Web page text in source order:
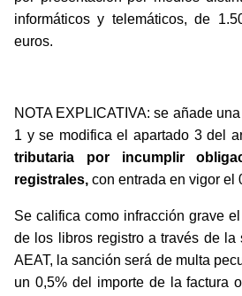
informáticos y telemáticos, de
euros.
NOTA EXPLICATIVA: se añade
1 y se modifica el apartado 3 del
tributaria por incumplir
registrales, con entrada en vigor el
Se califica como infracción grave
de los libros registro a través de la
AEAT, la sanción será de multa
un 0,5% del importe de la factura